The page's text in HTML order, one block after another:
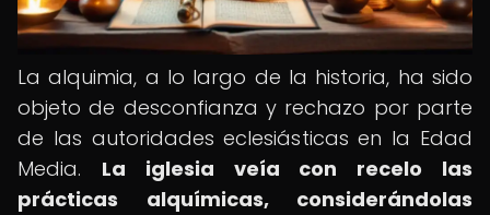
La alquimia, a lo largo de la historia, ha sido
objeto de desconfianza y rechazo por parte
de las autoridades eclesiásticas en la Edad
Media. La iglesia veía con recelo las
prácticas alquímicas, considerándolas